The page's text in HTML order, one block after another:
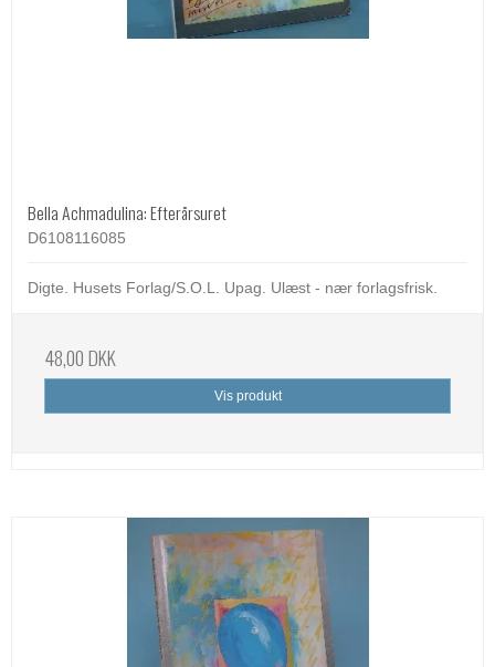
Bella Achmadulina: Efterårsuret
D6108116085
Digte. Husets Forlag/S.O.L. Upag. Ulæst - nær forlagsfrisk.
48,00 DKK
Vis produkt